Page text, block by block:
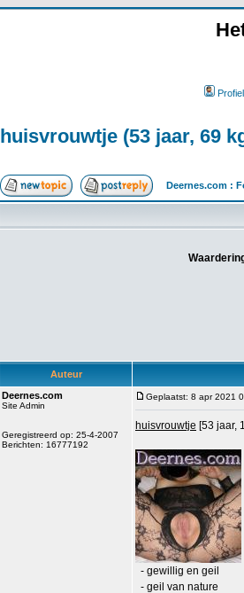
Profiel
huisvrouwtje (53 jaar, 69
Deernes.com :
Auteur
Deernes.com
Site Admin
Geregistreerd op: 25-4-2007
Berichten: 16777192
Geplaatst: 8 apr 2021
huisvrouwtje [53 jaar,
- gewillig en geil
- geil van nature